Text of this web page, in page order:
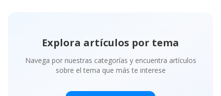
Explora artículos por tema
Navega por nuestras categorías y encuentra artículos
sobre el tema que más te interese